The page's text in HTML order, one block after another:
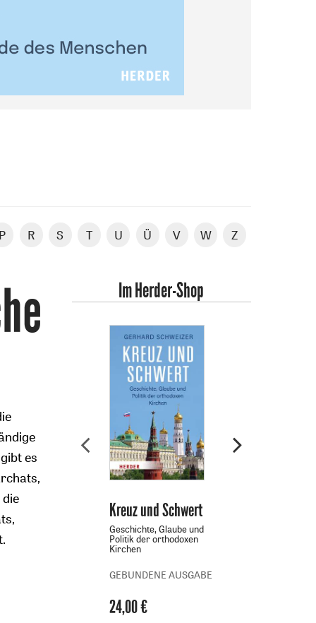
R S T U Ü V W Z
es
Im Herder-Shop
Kreuz und Schwert
-
Geschichte, Glaube und
Politik der orthodoxen
Kirchen
GEBUNDENE AUSGABE
24,00 €